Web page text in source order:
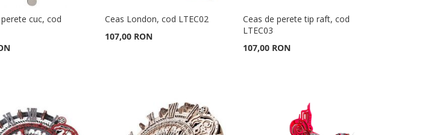
cuc, cod
Ceas London, cod LTEC02
107,00 RON
Ceas de perete tip raft, cod
LTEC03
107,00 RON